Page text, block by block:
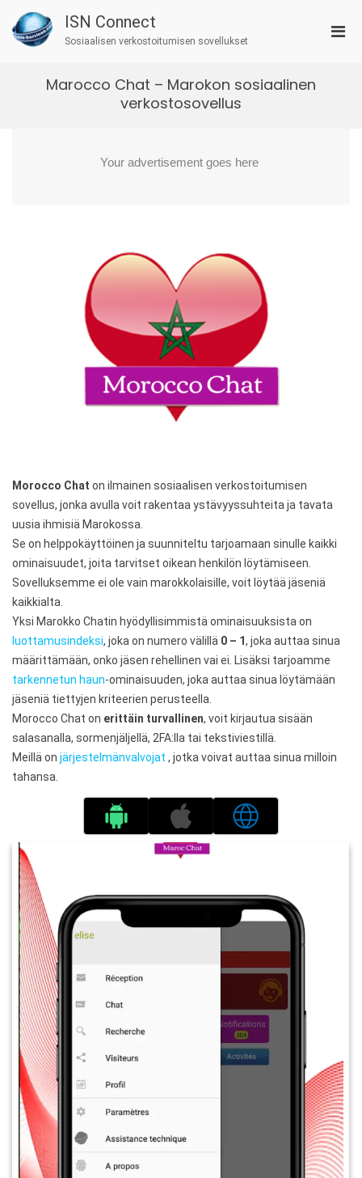
content
ISN Connect
Sosiaalisen verkostoitumisen sovellukset
Marocco Chat – Marokon sosiaalinen
verkostosovellus
Morocco Chat on ilmainen sosiaalisen verkostoitumisen
sovellus, jonka avulla voit rakentaa ystävyyssuhteita ja tavata
uusia ihmisiä Marokossa.
Se on helppokäyttöinen ja suunniteltu tarjoamaan sinulle kaikki
ominaisuudet, joita tarvitset oikean henkilön löytämiseen.
Sovelluksemme ei ole vain marokkolaisille, voit löytää jäseniä
kaikkialta.
Yksi Marokko Chatin hyödyllisimmistä ominaisuuksista on
luottamusindeksi, joka on numero välillä 0 – 1, joka auttaa sinua
määrittämään, onko jäsen rehellinen vai ei. Lisäksi tarjoamme
tarkennetun haun-ominaisuuden, joka auttaa sinua löytämään
jäseniä tiettyjen kriteerien perusteella.
Morocco Chat on erittäin turvallinen, voit kirjautua sisään
salasanalla, sormenjäljellä, 2FA:lla tai tekstiviestillä.
Meillä on järjestelmänvalvojat , jotka voivat auttaa sinua milloin
tahansa.